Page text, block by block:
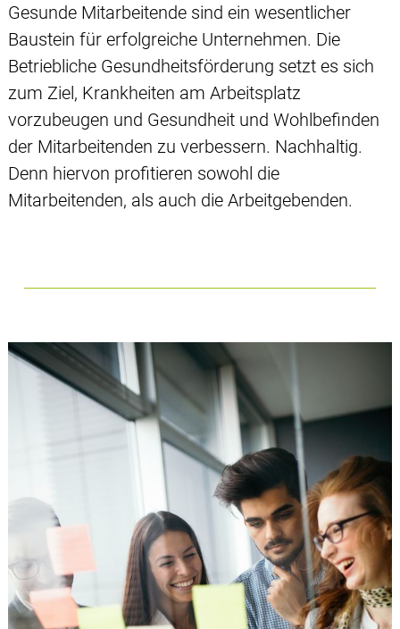
Gesunde Mitarbeitende sind ein wesentlicher
Baustein für erfolgreiche Unternehmen. Die
Betriebliche Gesundheitsförderung setzt es sich
zum Ziel, Krankheiten am Arbeitsplatz
vorzubeugen und Gesundheit und Wohlbefinden
der Mitarbeitenden zu verbessern. Nachhaltig.
Denn hiervon profitieren sowohl die
Mitarbeitenden, als auch die Arbeitgebenden.